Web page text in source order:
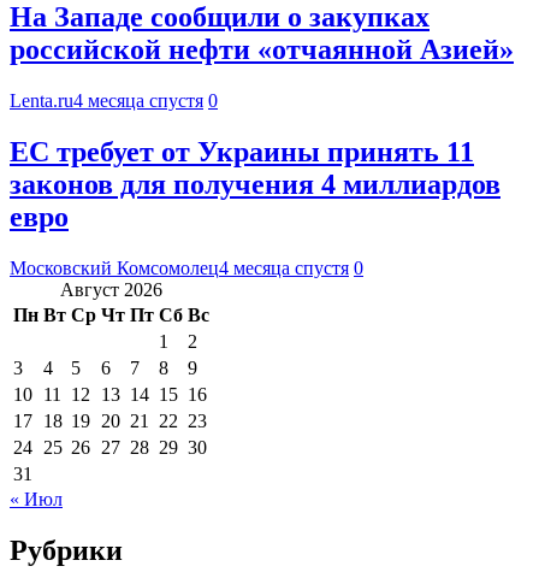
На Западе сообщили о закупках
российской нефти «отчаянной Азией»
Lenta.ru4 месяца спустя 0
ЕС требует от Украины принять 11
законов для получения 4 миллиардов
евро
Московский Комсомолец4 месяца спустя 0
Август 2026
Пн Вт Ср Чт Пт Сб Вс
1
2
3
4 5 6 7 8
9
10 11 12 13 14 15 16
17 18 19 20 21 22 23
24 25 26 27 28 29 30
31
« Июл
Рубрики